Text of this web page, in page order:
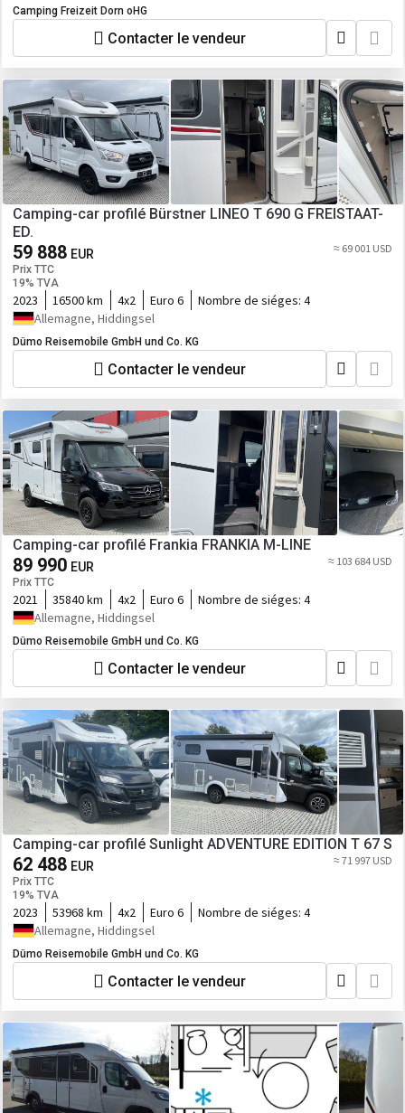
Camping Freizeit Dorn oHG
Contacter le vendeur
Camping-car profilé Bürstner LINEO T 690 G FREISTAAT-
ED.
59 888 EUR
Prix TTC
19% TVA
≈ 69 001 USD
2023 16500 km 4x2 Euro 6 Nombre de siéges: 4
Allemagne, Hiddingsel
Dümo Reisemobile GmbH und Co. KG
Contacter le vendeur
Camping-car profilé Frankia FRANKIA M-LINE
89 990 EUR
Prix TTC
≈ 103 684 USD
2021 35840 km 4x2 Euro 6 Nombre de siéges: 4
Allemagne, Hiddingsel
Dümo Reisemobile GmbH und Co. KG
Contacter le vendeur
Camping-car profilé Sunlight ADVENTURE EDITION T 67 S
62 488 EUR
Prix TTC
19% TVA
≈ 71 997 USD
2023 53968 km 4x2 Euro 6 Nombre de siéges: 4
Allemagne, Hiddingsel
Dümo Reisemobile GmbH und Co. KG
Contacter le vendeur